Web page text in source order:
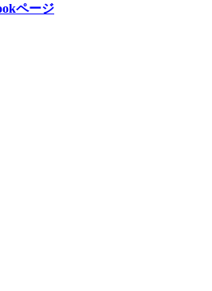
ページ